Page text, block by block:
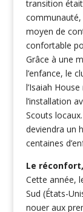
transition
moyen de
confortable
Grâce à une
l’enfance, le
l’Isaiah
l’installation
Scouts
deviendra un
centaines
Le
Cette année,
Sud (États-
nouer aux